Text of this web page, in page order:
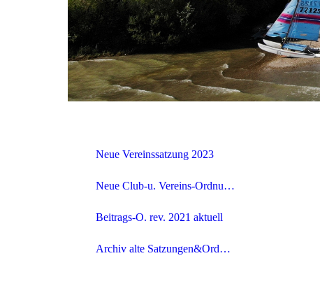
Neue Vereinssatzung 2023
Neue Club-u. Vereins-Ordnung v. 15.06/2020
Beitrags-O. rev. 2021 aktuell
Archiv alte Satzungen&Ordnungen